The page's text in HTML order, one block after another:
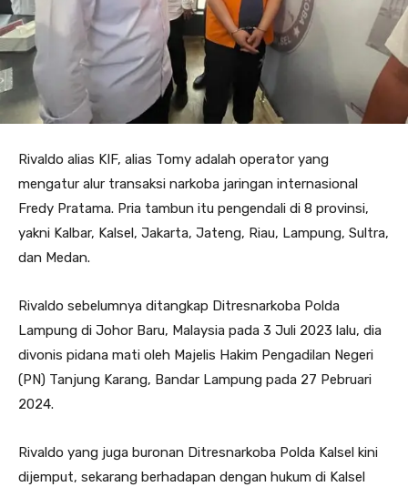
Rivaldo alias KIF, alias Tomy adalah operator yang
mengatur alur transaksi narkoba jaringan internasional
Fredy Pratama. Pria tambun itu pengendali di 8 provinsi,
yakni Kalbar, Kalsel, Jakarta, Jateng, Riau, Lampung, Sultra,
dan Medan.
Rivaldo sebelumnya ditangkap Ditresnarkoba Polda
Lampung di Johor Baru, Malaysia pada 3 Juli 2023 lalu, dia
divonis pidana mati oleh Majelis Hakim Pengadilan Negeri
(PN) Tanjung Karang, Bandar Lampung pada 27 Pebruari
2024.
Rivaldo yang juga buronan Ditresnarkoba Polda Kalsel kini
dijemput, sekarang berhadapan dengan hukum di Kalsel